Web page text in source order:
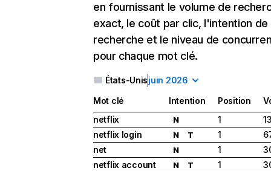
en fournissant le volume de
exact, le coût par clic, l'intention de
recherche et le niveau de
pour chaque mot clé.
États-Unisjuin 2026
Mot clé Intention Position
netflix
N 1
netflix login
N T 1
net
N 1
netflix account
N T 1